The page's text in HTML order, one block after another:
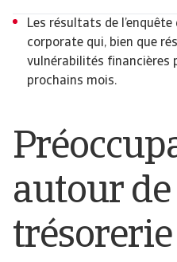
autour
trésorerie
Les résultats de
corporate qui, bien que
vulnérabilités financières
prochains mois.